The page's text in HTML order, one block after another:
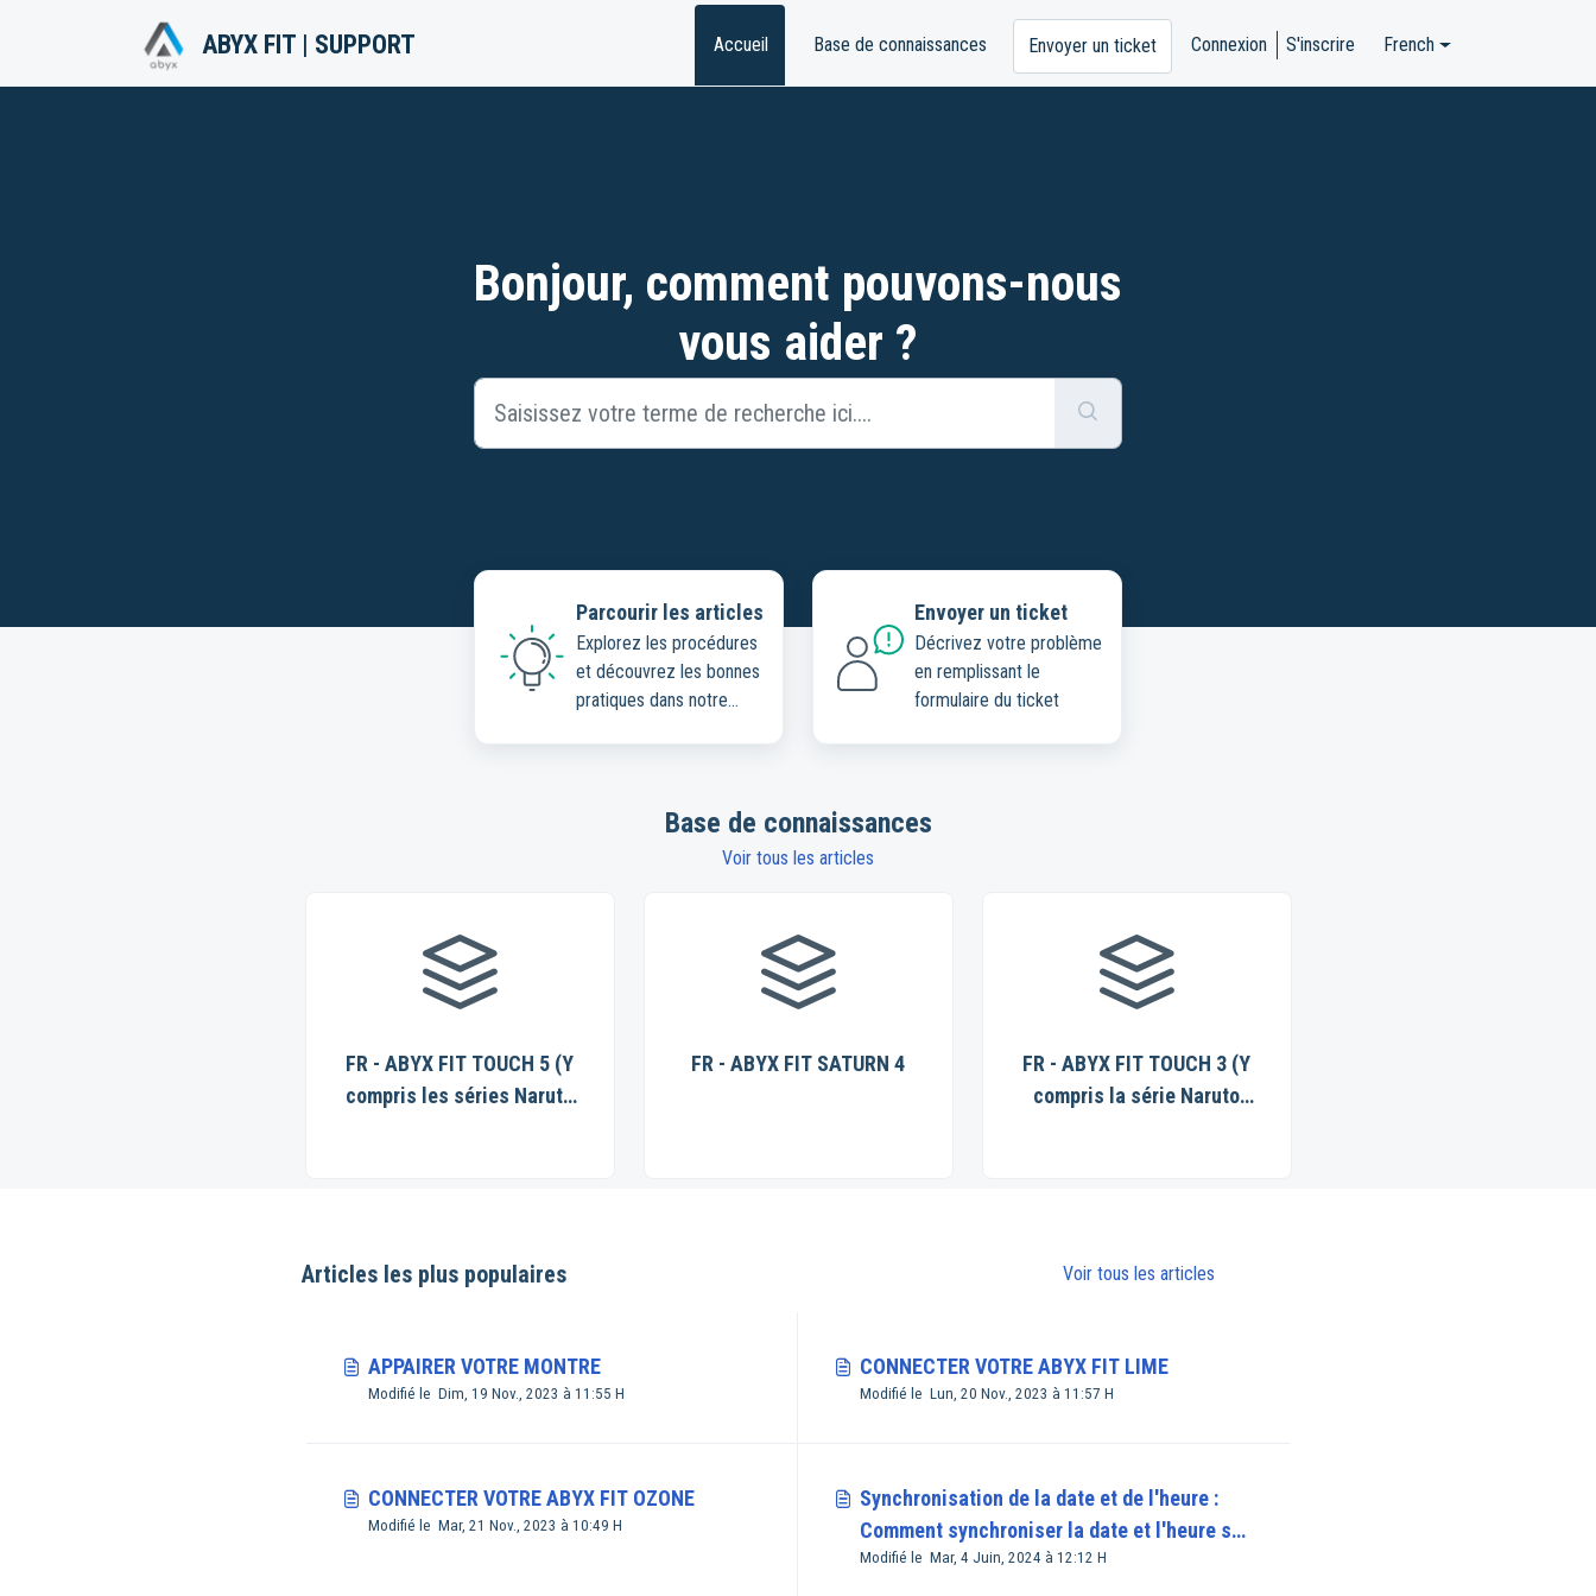
ABYX FIT | SUPPORT Accueil Base de connaissances Envoyer un ticket Connexion S'inscrire French
Bonjour, comment pouvons-nous
vous aider ?
Parcourir les articles
Explorez les procédures
et découvrez les bonnes
pratiques dans notre
Envoyer un ticket
Décrivez votre problème
en remplissant le
formulaire du ticket
Base de connaissances
Voir tous les articles
FR - ABYX FIT TOUCH 5 (Y
compris les séries Naruto
FR - ABYX FIT SATURN 4
FR - ABYX FIT TOUCH 3 (Y
compris la série Naruto
Articles les plus populaires Voir tous les articles
APPAIRER VOTRE MONTRE
Modifié le Dim, 19 Nov., 2023 à 11:55 H
CONNECTER VOTRE ABYX FIT LIME
Modifié le Lun, 20 Nov., 2023 à 11:57 H
CONNECTER VOTRE ABYX FIT OZONE
Modifié le Mar, 21 Nov., 2023 à 10:49 H
Synchronisation de la date et de l'heure :
Comment synchroniser la date et l'heure sur
ma smartwatch ?
Modifié le Mar, 4 Juin, 2024 à 12:12 H